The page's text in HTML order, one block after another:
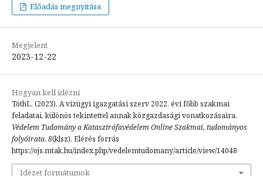
Előadás megnyitása
Megjelent
2023-12-22
Hogyan kell idézni
TóthL. (2023). A vízügyi igazgatási szerv 2022. évi főbb szakmai
feladatai, különös tekintettel annak közgazdasági vonatkozásaira.
Védelem Tudomány a Katasztrófavédelem Online Szakmai, tudományos
folyóirata, 8(klsz). Elérés forrás
https://ojs.mtak.hu/index.php/vedelemtudomany/article/view/14048
Idézet formátumok